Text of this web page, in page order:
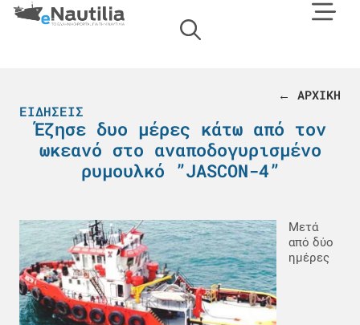
← ΑΡΧΙΚΗ
ΕΙΔΉΣΕΙΣ
Έζησε δυο μέρες κάτω από τον
ωκεανό στο αναποδογυρισμένο
ρυμουλκό ”JASCON-4”
Μετά
από δύο
ημέρες